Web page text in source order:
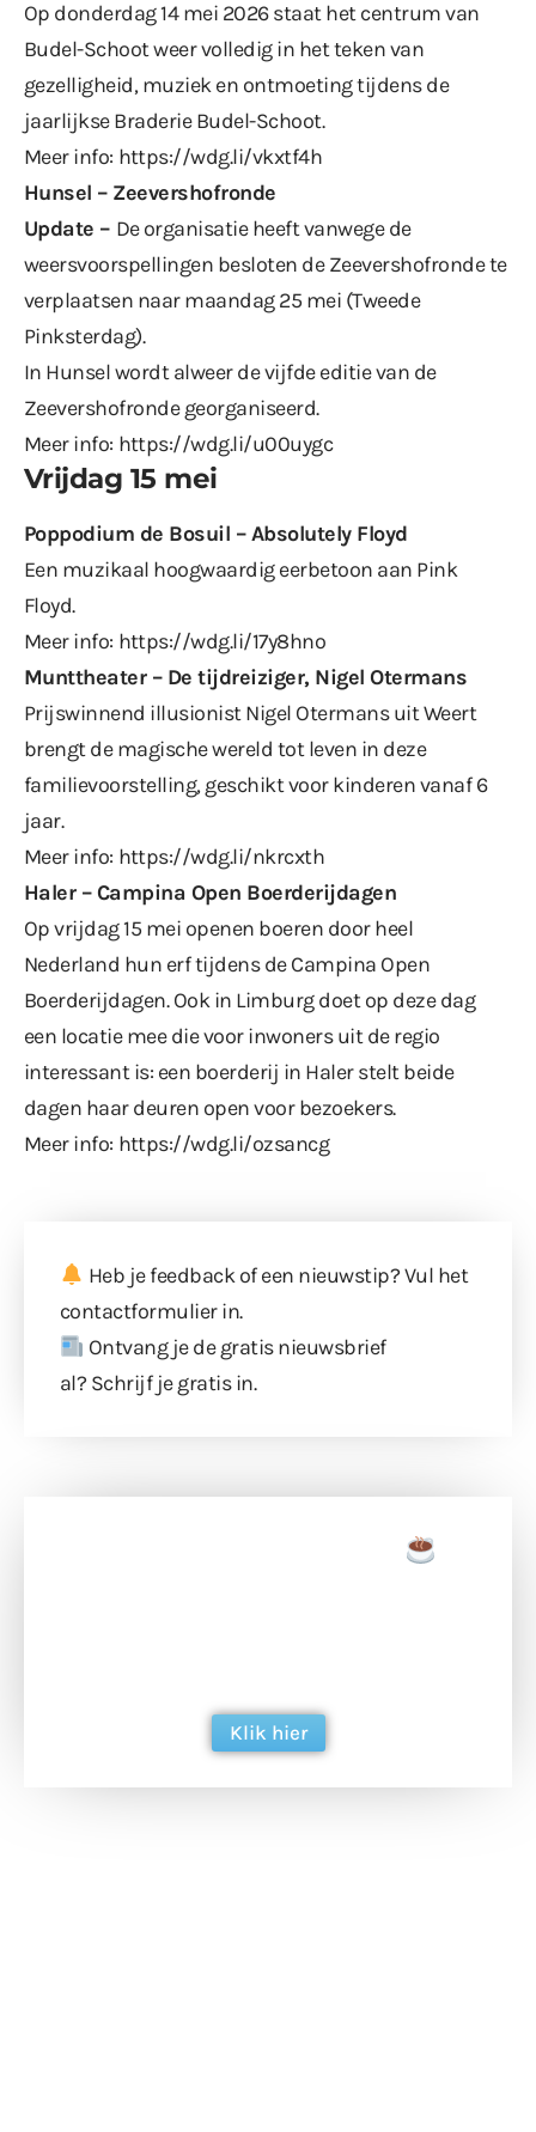
Op donderdag 14 mei 2026 staat het centrum van
Budel-Schoot weer volledig in het teken van
gezelligheid, muziek en ontmoeting tijdens de
jaarlijkse Braderie Budel-Schoot.
Meer info: https://wdg.li/vkxtf4h
Hunsel – Zeevershofronde
Update – De organisatie heeft vanwege de
weersvoorspellingen besloten de Zeevershofronde te
verplaatsen naar maandag 25 mei (Tweede
Pinksterdag).
In Hunsel wordt alweer de vijfde editie van de
Zeevershofronde georganiseerd.
Meer info: https://wdg.li/u00uygc
Vrijdag 15 mei
Poppodium de Bosuil – Absolutely Floyd
Een muzikaal hoogwaardig eerbetoon aan Pink
Floyd.
Meer info: https://wdg.li/17y8hno
Munttheater – De tijdreiziger, Nigel Otermans
Prijswinnend illusionist Nigel Otermans uit Weert
brengt de magische wereld tot leven in deze
familievoorstelling, geschikt voor kinderen vanaf 6
jaar.
Meer info: https://wdg.li/nkrcxth
Haler – Campina Open Boerderijdagen
Op vrijdag 15 mei openen boeren door heel
Nederland hun erf tijdens de Campina Open
Boerderijdagen. Ook in Limburg doet op deze dag
een locatie mee die voor inwoners uit de regio
interessant is: een boerderij in Haler stelt beide
dagen haar deuren open voor bezoekers.
Meer info: https://wdg.li/ozsancg
Heb je feedback of een nieuwstip? Vul het
contactformulierin.
Ontvang je de gratis nieuwsbrief
al? Schrijf je gratis in.
Klik hier